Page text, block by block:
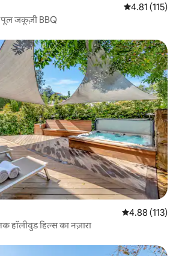
औसत रेटिंग 5 में से
4.81 (115)
पूल जकूज़ी BBQ
औसत रेटिंग 5 में से
4.88 (113)
हॉलीवुड हिल्स का नज़ारा